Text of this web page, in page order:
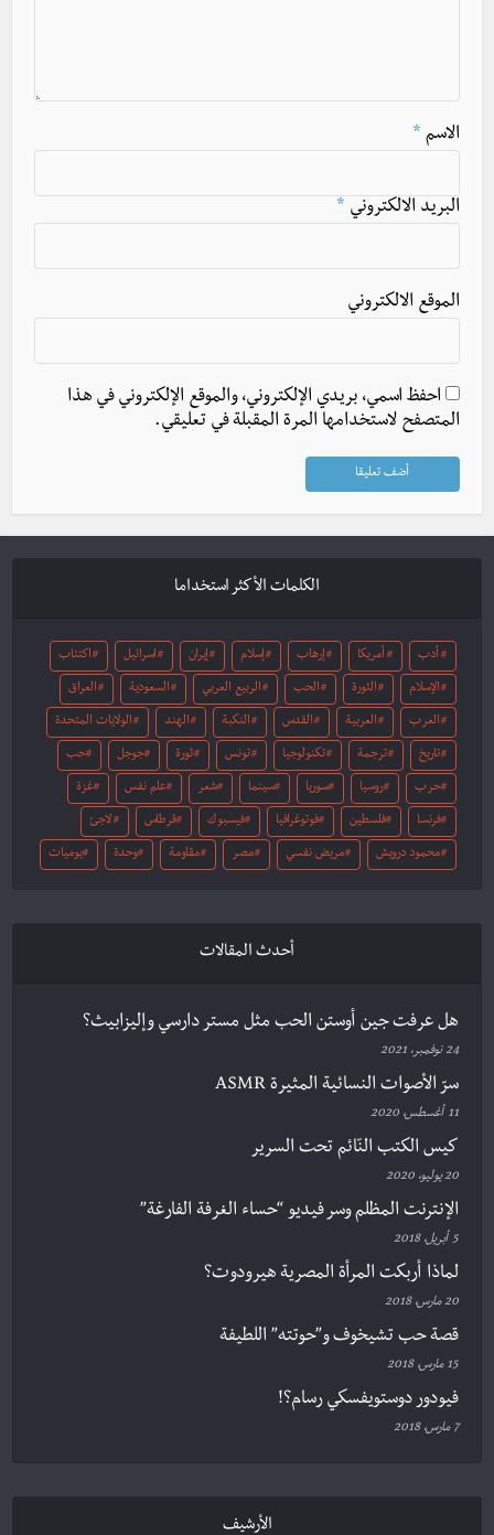
الاسم *
البريد الالكتروني *
الموقع الالكتروني
احفظ اسمي، بريدي الإلكتروني، والموقع الإلكتروني في هذا
المتصفح لاستخدامها المرة المقبلة في تعليقي.
الكلمات الأكثر استخداما
أدب أمريكا إرهاب إسلام إيران اسرائيل اكتئاب
الإسلام الثورة الحب الربيع العربي السعودية العراق
العرب العربية القدس النكبة الهند الولايات المتحدة
تاريخ ترجمة تكنولوجيا تونس ثورة جوجل حب
حرب روسيا سوريا سينما شعر علم نفس غزة
فرنسا فلسطين فوتوغرافيا فيسبوك قرطاس لاجئ
محمود درويش مريض نفسي مصر مقاومة وحدة يوميات
أحدث المقالات
هل عرفت جين أوستن الحب مثل مستر دارسي وإليزابيث؟
24 نوفمبر، 2021
سرّ الأصوات النسائية المثيرة ASMR
11 أغسطس، 2020
كيس الكتب النّائم تحت السرير
20 يوليو، 2020
الإنترنت المظلم وسر فيديو “حساء الغرفة الفارغة”
5 أبريل، 2018
لماذا أربكت المرأة المصرية هيرودوت؟
20 مارس، 2018
قصة حب تشيخوف و”حوتته” اللطيفة
15 مارس، 2018
فيودور دوستويفسكي رسام؟!
7 مارس، 2018
الأرشيف